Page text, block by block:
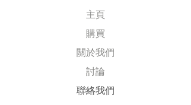
主頁
購買
關於我們
討論
​聯絡我們